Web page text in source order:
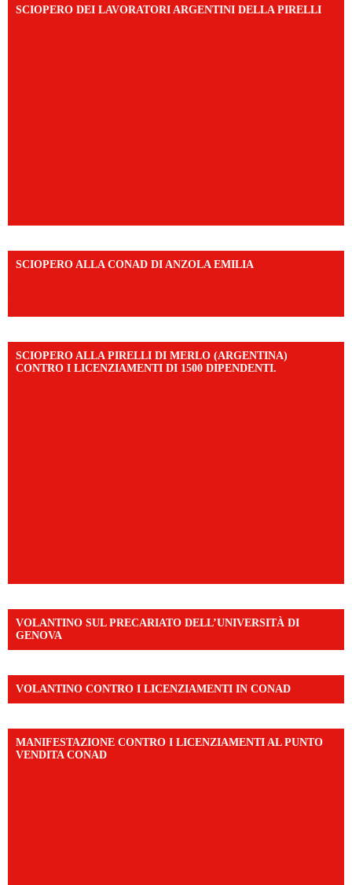
SCIOPERO DEI LAVORATORI ARGENTINI DELLA PIRELLI
SCIOPERO ALLA CONAD DI ANZOLA EMILIA
SCIOPERO ALLA PIRELLI DI MERLO (ARGENTINA)
CONTRO I LICENZIAMENTI DI 1500 DIPENDENTI.
VOLANTINO SUL PRECARIATO DELL’UNIVERSITÀ DI
GENOVA
VOLANTINO CONTRO I LICENZIAMENTI IN CONAD
MANIFESTAZIONE CONTRO I LICENZIAMENTI AL PUNTO
VENDITA CONAD